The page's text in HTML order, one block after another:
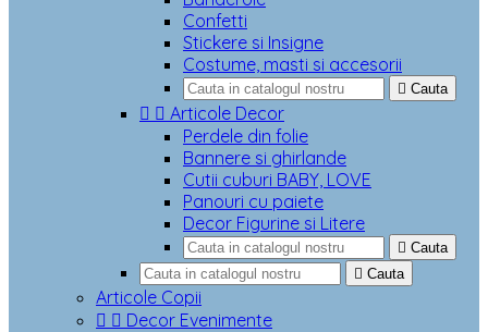
Confetti
Stickere si Insigne
Costume, masti si accesorii
 Cauta
  Articole Decor
Perdele din folie
Bannere si ghirlande
Cutii cuburi BABY, LOVE
Panouri cu paiete
Decor Figurine si Litere
 Cauta
 Cauta
Articole Copii
  Decor Evenimente